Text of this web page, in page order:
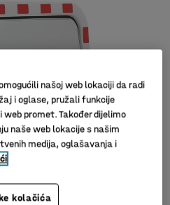
našoj web lokaciji da radi
i oglase, pružali funkcije
promet. Također dijelimo
naše web lokacije s našim
medija, oglašavanja i
kolačića